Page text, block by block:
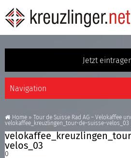
Jetzt
Home » Tour de Suisse Rad AG – Velokaffee
velokaffee_kreuzlingen_tour-de-suisse-velos_03
velos_03
0